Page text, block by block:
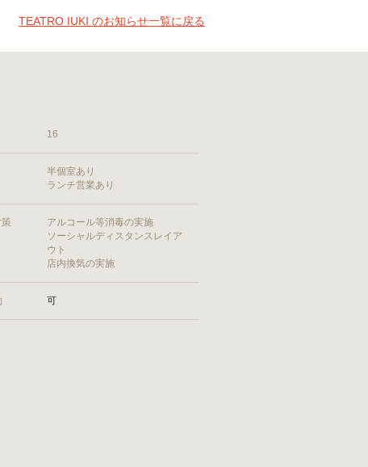
TEATRO IUKI のお知らせ一覧に戻る
16
半個室あり
ランチ営業あり
アルコール等消毒の実施
ソーシャルディスタンスレイア
ウト
店内換気の実施
可